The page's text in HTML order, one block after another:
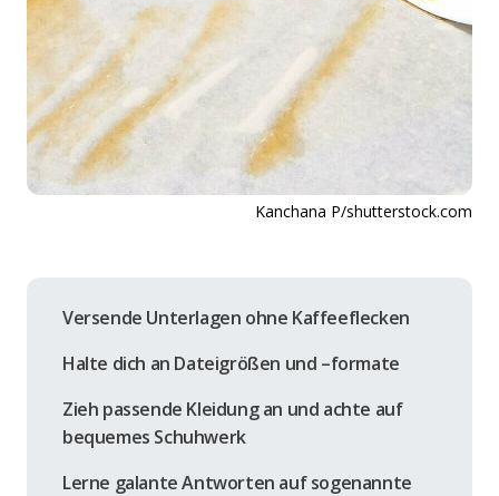
Kanchana P/shutterstock.com
Versende Unterlagen ohne Kaffeeflecken
Halte dich an Dateigrößen und –formate
Zieh passende Kleidung an und achte auf
bequemes Schuhwerk
Lerne galante Antworten auf sogenannte